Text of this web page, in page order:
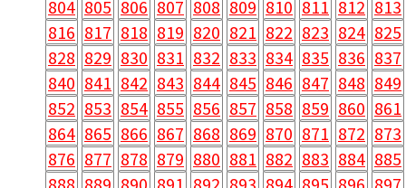
804 805 806 807 808 809 810 811 812 813
816 817 818 819 820 821 822 823 824 825
828 829 830 831 832 833 834 835 836 837
840 841 842 843 844 845 846 847 848 849
852 853 854 855 856 857 858 859 860 861
864 865 866 867 868 869 870 871 872 873
876 877 878 879 880 881 882 883 884 885